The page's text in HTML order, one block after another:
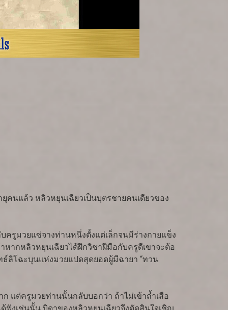
คนแล้ว หลิวหยุนเฉียวเป็นบุตรชายคนเดียวของ
ครูมวยแซ่จางท่านหนึ่งตั้งแต่เล็กจนมีร่างกายแข็ง
ากหลิวหยุนเฉียวได้ฝึกวิชาฝีมือกับครูดีเขาจะต้อ
ลิโฉะบุนแห่งมวยแปดสุดยอดผู้มีฉายา “ทวน
แต่ครูมวยท่านนั้นกลับบอกว่า ถ้าไม่เข้าถ้ำเสือ